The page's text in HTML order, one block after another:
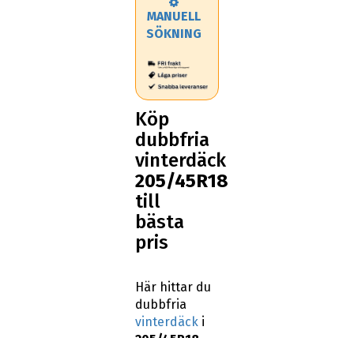
MANUELL
SÖKNING
Köp
dubbfria
vinterdäck
205/45R18
till
bästa
pris
Här hittar du
dubbfria
vinterdäck i